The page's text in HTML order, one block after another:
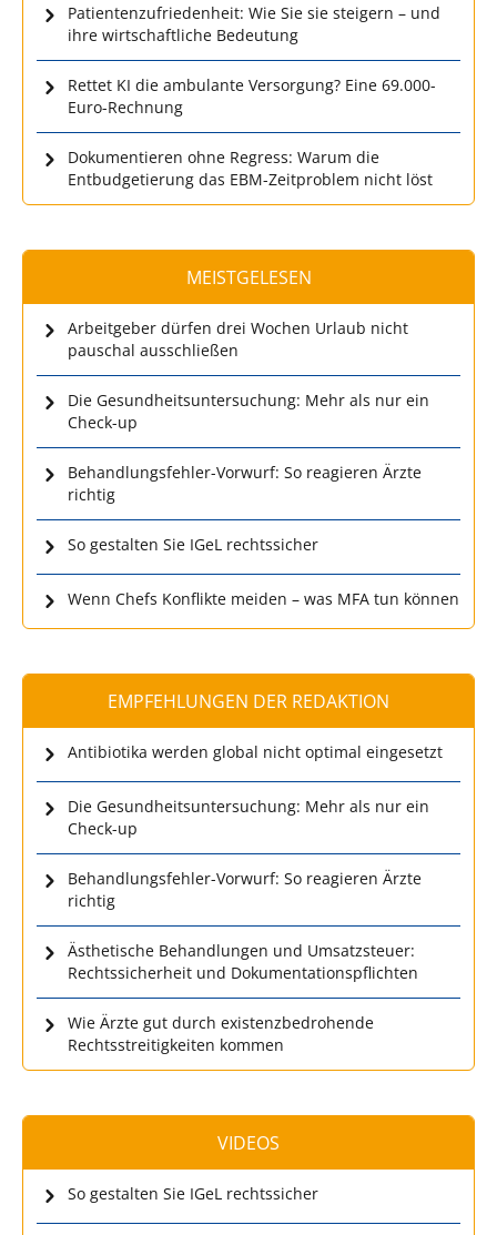
Patientenzufriedenheit: Wie Sie sie steigern – und
ihre wirtschaftliche Bedeutung
Rettet KI die ambulante Versorgung? Eine 69.000-
Euro-Rechnung
Dokumentieren ohne Regress: Warum die
Entbudgetierung das EBM-Zeitproblem nicht löst
MEISTGELESEN
Arbeitgeber dürfen drei Wochen Urlaub nicht
pauschal ausschließen
Die Gesundheitsuntersuchung: Mehr als nur ein
Check-up
Behandlungsfehler-Vorwurf: So reagieren Ärzte
richtig
So gestalten Sie IGeL rechtssicher
Wenn Chefs Konflikte meiden – was MFA tun können
EMPFEHLUNGEN DER REDAKTION
Antibiotika werden global nicht optimal eingesetzt
Die Gesundheitsuntersuchung: Mehr als nur ein
Check-up
Behandlungsfehler-Vorwurf: So reagieren Ärzte
richtig
Ästhetische Behandlungen und Umsatzsteuer:
Rechtssicherheit und Dokumentationspflichten
Wie Ärzte gut durch existenzbedrohende
Rechtsstreitigkeiten kommen
VIDEOS
So gestalten Sie IGeL rechtssicher